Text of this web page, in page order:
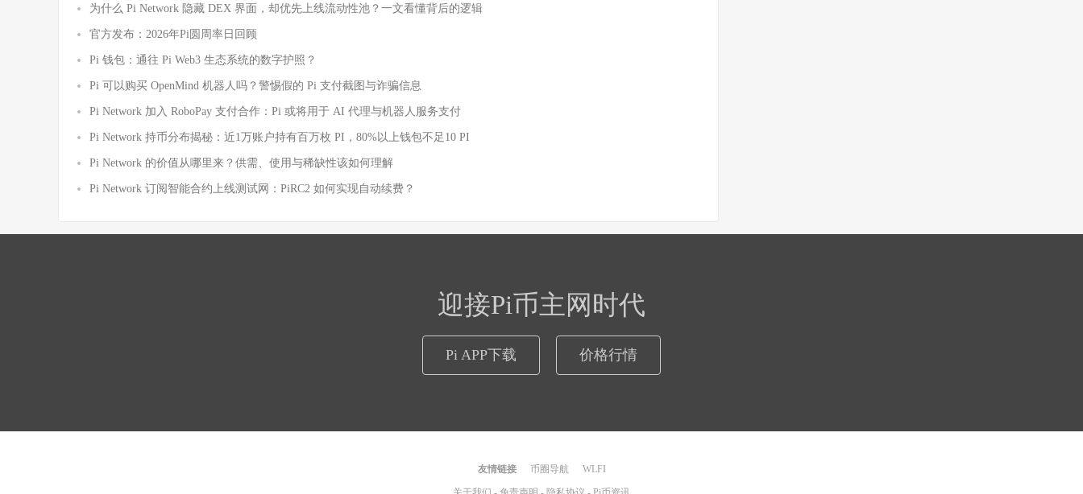
为什么 Pi Network 隐藏 DEX 界面，却优先上线流动性池？一文看懂背后的逻辑
官方发布：2026年Pi圆周率日回顾
Pi 钱包：通往 Pi Web3 生态系统的数字护照？
Pi 可以购买 OpenMind 机器人吗？警惕假的 Pi 支付截图与诈骗信息
Pi Network 加入 RoboPay 支付合作：Pi 或将用于 AI 代理与机器人服务支付
Pi Network 持币分布揭秘：近1万账户持有百万枚 PI，80%以上钱包不足10 PI
Pi Network 的价值从哪里来？供需、使用与稀缺性该如何理解
Pi Network 订阅智能合约上线测试网：PiRC2 如何实现自动续费？
迎接Pi币主网时代
Pi APP下载 价格行情
友情链接 币圈导航 WLFI